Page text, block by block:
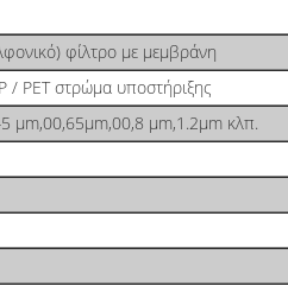
φίλτρο με μεμβράνη
/ PET στρώμα υποστήριξης
μm,00,65μm,00,8 μm,1.2μm κλπ.